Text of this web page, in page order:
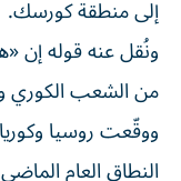
إلى منطقة كورسك.
ونُقل عنه قوله إن
من الشعب الكوري
ووقّعت روسيا
النطاق العام